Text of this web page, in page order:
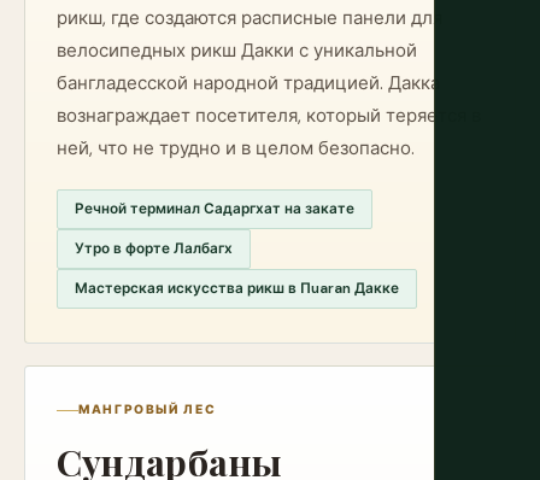
рикш, где создаются расписные панели для
велосипедных рикш Дакки с уникальной
бангладесской народной традицией. Дакка
вознаграждает посетителя, который теряется в
ней, что не трудно и в целом безопасно.
Речной терминал Садаргхат на закате
Утро в форте Лалбагх
Мастерская искусства рикш в Пuaran Дакке
МАНГРОВЫЙ ЛЕС
Сундарбаны